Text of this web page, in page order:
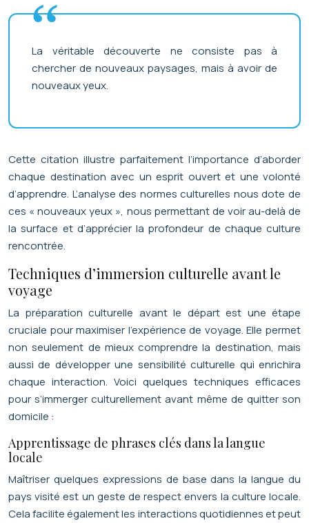
La véritable découverte ne consiste pas à
chercher de nouveaux paysages, mais à avoir de
nouveaux yeux.
Cette citation illustre parfaitement l’importance d’aborder
chaque destination avec un esprit ouvert et une volonté
d’apprendre. L’analyse des normes culturelles nous dote de
ces « nouveaux yeux », nous permettant de voir au-delà de
la surface et d’apprécier la profondeur de chaque culture
rencontrée.
Techniques d’immersion culturelle avant le
voyage
La préparation culturelle avant le départ est une étape
cruciale pour maximiser l’expérience de voyage. Elle permet
non seulement de mieux comprendre la destination, mais
aussi de développer une sensibilité culturelle qui enrichira
chaque interaction. Voici quelques techniques efficaces
pour s’immerger culturellement avant même de quitter son
domicile :
Apprentissage de phrases clés dans la langue
locale
Maîtriser quelques expressions de base dans la langue du
pays visité est un geste de respect envers la culture locale.
Cela facilite également les interactions quotidiennes et peut